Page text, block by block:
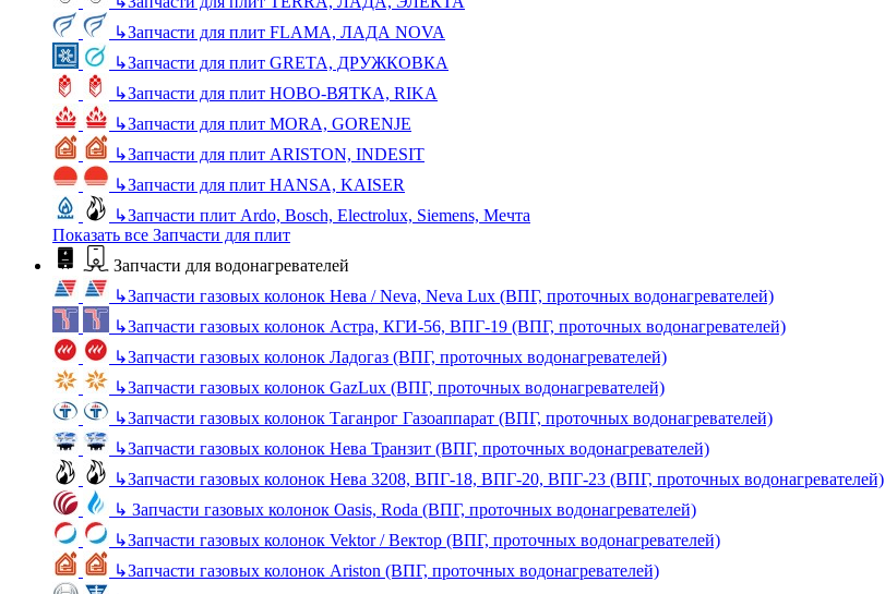
↳Запчасти для плит FLAMA, ЛАДА NOVA
↳Запчасти для плит GRETA, ДРУЖКОВКА
↳Запчасти для плит НОВО-ВЯТКА, RIKA
↳Запчасти для плит MORA, GORENJE
↳Запчасти для плит ARISTON, INDESIT
↳Запчасти для плит HANSA, KAISER
↳Запчасти плит Ardo, Bosch, Electrolux, Siemens, Мечта
Показать все Запчасти для плит
Запчасти для водонагревателей
↳Запчасти газовых колонок Нева / Neva, Neva Lux (ВПГ, проточных водонагревателей)
↳Запчасти газовых колонок Астра, КГИ-56, ВПГ-19 (ВПГ, проточных водонагревателей)
↳Запчасти газовых колонок Ладогаз (ВПГ, проточных водонагревателей)
↳Запчасти газовых колонок GazLux (ВПГ, проточных водонагревателей)
↳Запчасти газовых колонок Таганрог Газоаппарат (ВПГ, проточных водонагревателей)
↳Запчасти газовых колонок Нева Транзит (ВПГ, проточных водонагревателей)
↳Запчасти газовых колонок Нева 3208, ВПГ-18, ВПГ-20, ВПГ-23 (ВПГ, проточных водонагревателей)
↳ Запчасти газовых колонок Oasis, Roda (ВПГ, проточных водонагревателей)
↳Запчасти газовых колонок Vektor / Вектор (ВПГ, проточных водонагревателей)
↳Запчасти газовых колонок Ariston (ВПГ, проточных водонагревателей)